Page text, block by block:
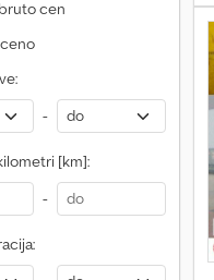
cen
-
[km]:
-